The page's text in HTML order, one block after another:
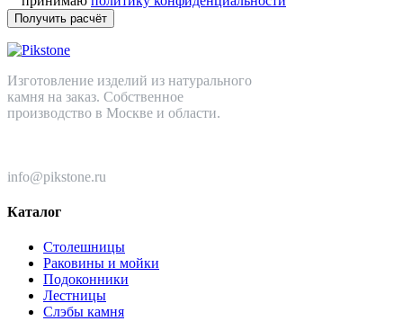
Изготовление изделий из натурального
камня на заказ. Собственное
производство в Москве и области.
info@pikstone.ru
Каталог
Столешницы
Раковины и мойки
Подоконники
Лестницы
Слэбы камня